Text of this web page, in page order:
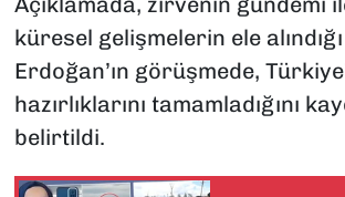
küresel gelişmelerin ele
Erdoğan’ın görüşmede,
hazırlıklarını tamamladığını
belirtildi.